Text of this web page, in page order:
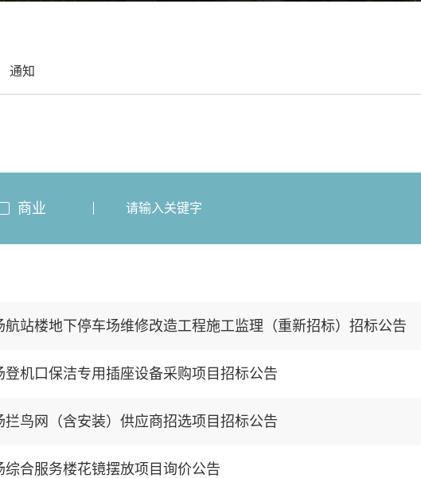
通知
商业
航站楼地下停车场维修改造工程施工监理（重新招标）招标公告
登机口保洁专用插座设备采购项目招标公告
拦鸟网（含安装）供应商招选项目招标公告
综合服务楼花镜摆放项目询价公告